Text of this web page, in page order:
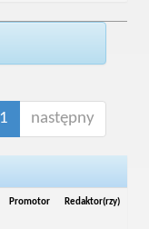
1 następny
Promotor Redaktor(rzy)